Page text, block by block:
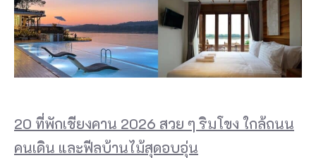
20 ที่พักเชียงคาน 2026 สวย ๆ ริมโขง ใกล้ถนน
คนเดิน และฟีลบ้านไม้สุดอบอุ่น